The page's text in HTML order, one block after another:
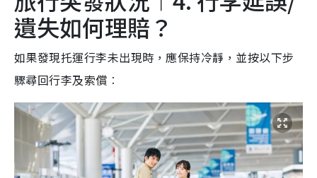
遺失如何理賠？
如果發現托運行李未出現時，應保持冷靜，並按以下步
驟尋回行李及索償︰